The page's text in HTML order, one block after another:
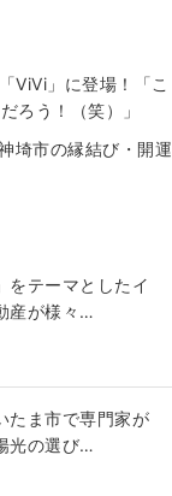
ViVi」に登場！「こ
ろう！（笑）」
埼市の縁結び・開運
をテーマとしたイ
産が様々…
たま市で専門家が
光の選び…